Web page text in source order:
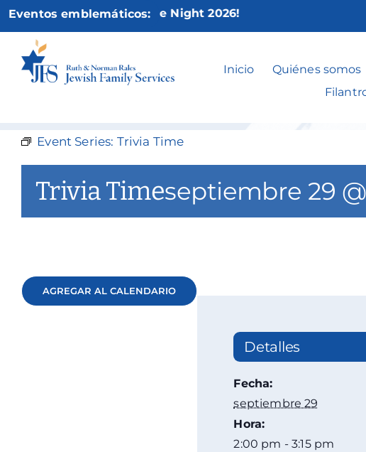
contenido
Eventos emblemáticos:
Your Mother’s Game Night 2026!
Inicio Quiénes somos
Event Series: Trivia Time
Trivia Timeseptiembre 29
AGREGAR AL CALENDARIO
Detalles
Fecha:
septiembre 29
Hora:
2:00 pm - 3:15 pm